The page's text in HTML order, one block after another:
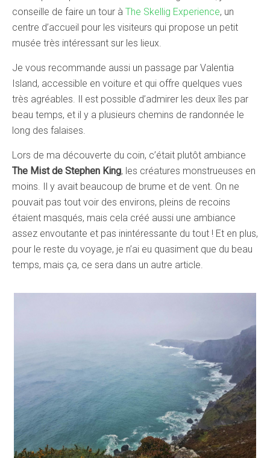
conseille de faire un tour à The Skellig Experience, un
centre d’accueil pour les visiteurs qui propose un petit
musée très intéressant sur les lieux.
Je vous recommande aussi un passage par Valentia
Island, accessible en voiture et qui offre quelques vues
très agréables. Il est possible d’admirer les deux îles par
beau temps, et il y a plusieurs chemins de randonnée le
long des falaises.
Lors de ma découverte du coin, c’était plutôt ambiance
The Mist de Stephen King, les créatures monstrueuses en
moins. Il y avait beaucoup de brume et de vent. On ne
pouvait pas tout voir des environs, pleins de recoins
étaient masqués, mais cela créé aussi une ambiance
assez envoutante et pas inintéressante du tout ! Et en plus,
pour le reste du voyage, je n’ai eu quasiment que du beau
temps, mais ça, ce sera dans un autre article.